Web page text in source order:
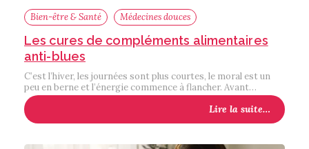
Bien-être & Santé Médecines douces
Les cures de compléments alimentaires
anti-blues
C’est l’hiver, les journées sont plus courtes, le moral est un
peu en berne et l’énergie commence à flancher. Avant…
Lire la suite…